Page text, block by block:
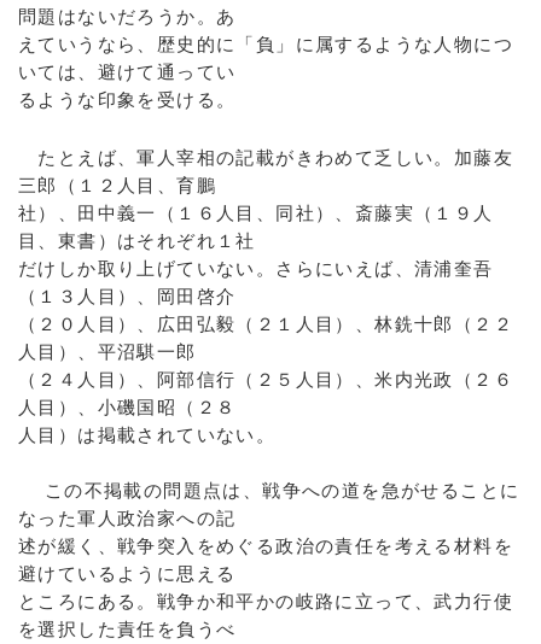
問題はないだろうか。あ
えていうなら、歴史的に「負」に属するような人物につ
いては、避けて通ってい
るような印象を受ける。
たとえば、軍人宰相の記載がきわめて乏しい。加藤友
三郎（１２人目、育鵬
社）、田中義一（１６人目、同社）、斎藤実（１９人
目、東書）はそれぞれ１社
だけしか取り上げていない。さらにいえば、清浦奎吾
（１３人目）、岡田啓介
（２０人目）、広田弘毅（２１人目）、林銑十郎（２２
人目）、平沼騏一郎
（２４人目）、阿部信行（２５人目）、米内光政（２６
人目）、小磯国昭（２８
人目）は掲載されていない。
この不掲載の問題点は、戦争への道を急がせることに
なった軍人政治家への記
述が緩く、戦争突入をめぐる政治の責任を考える材料を
避けているように思える
ところにある。戦争か和平かの岐路に立って、武力行使
を選択した責任を負うべ